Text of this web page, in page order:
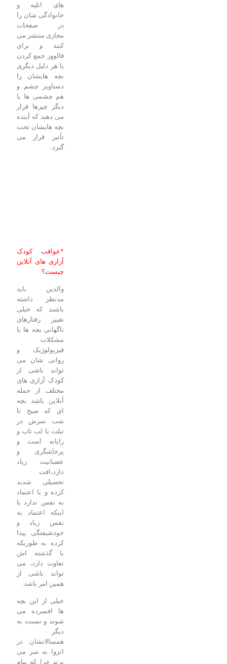
های اتلیه و
خانوادگی شان را
در صفحات
مجازی منتشر می
کنند و برای
فالوور جمع کردن
یا هر دلیل دیگری
بچه هایشان را
دستاویز چشم و
هم چشمی ها یا
دیگر چیزها قرار
می دهند که آینده
بچه هایشان تحت
تأثیر قرار می
*عواقب کودک
آزاری های آنلاین
والدین باید
مدنظر داشته
باشند که خیلی
تغییر رفتارهای
ناگهانی بچه ها یا
فیزیولوژیک و
روانی شان می
تواند ناشی از
کودک آزاری های
مختلف از جمله
آنلاین باشد بچه
ای که صبح تا
شب سرش در
تبلت یا لب تاب و
رایانه است و
پرخاشگری و
عصبانیت زیاد
دارد،افت
تحصیلی شدید
کرده و یا اعتماد
به نفس ندارد یا
اینکه اعتماد به
نفس زیاد و
خودشیفتگی پیدا
کرده به طوریکه
با گذشته اش
تفاوت دارد، می
تواند ناشی از
همین امر باشد.
خیلی از این بچه
ها افسرده می
شوند و نسبت به
همسالانشان در
انزوا به سر می
برند چرا که پیام